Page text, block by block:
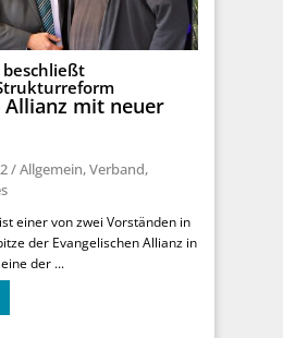
Allianz mit neuer
/Allgemein,Verband,
einer von zwei Vorständen in
der Evangelischen Allianz in
der ...